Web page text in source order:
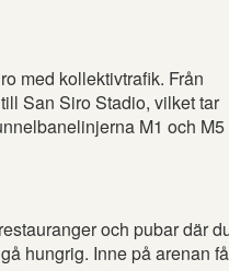
med kollektivtrafik. Från
San Siro Stadio, vilket tar
M1 och M5
och pubar där
hungrig. Inne på arenan